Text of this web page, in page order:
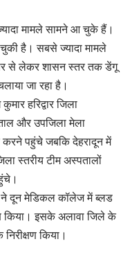
मामले सामने आ चुके हैं।
चुकी है। सबसे ज्यादा मामले
से लेकर शासन स्तर तक डेंगू
जा रहा है।
हरिद्वार जिला
और उपजिला मेला
पहुंचे जबकि देहरादून में
स्तरीय टीम अस्पतालों
ने दून मेडिकल कॉलेज में ब्लड
किया। इसके अलावा जिले के
किया।